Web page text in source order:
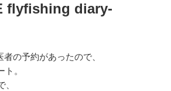
flyfishing diary-
の予約があったので、
。